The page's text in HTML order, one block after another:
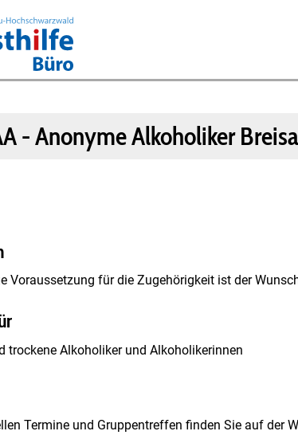
- Anonyme Alkoholiker
Voraussetzung für die Zugehörigkeit ist der
trockene Alkoholiker und Alkoholikerinnen
Termine und Gruppentreffen finden Sie auf der